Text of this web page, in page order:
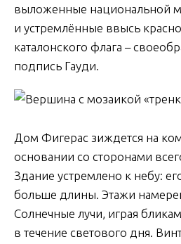
выложенные национальной
и устремлённые ввысь
каталонского флага –
подпись Гауди.
Дом Фигерас зиждется на
основании со сторонами
Здание устремлено к небу:
больше длины. Этажи
Солнечные лучи, играя
в течение светового дня.